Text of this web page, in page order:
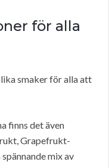
för alla
smaker för alla att
finns det även
Grapefrukt-
mix av